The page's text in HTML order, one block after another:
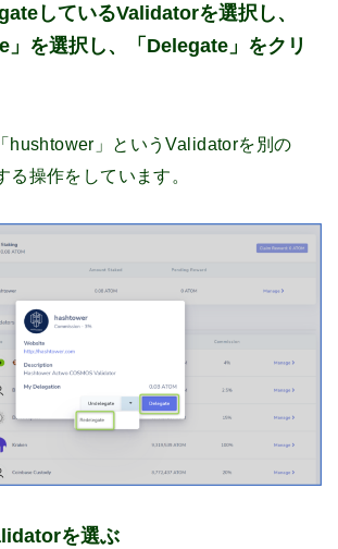
しているValidatorを選択し、
」を選択し、「Delegate」をクリ
hushtower」というValidatorを別の
操作をしています。
を選ぶ